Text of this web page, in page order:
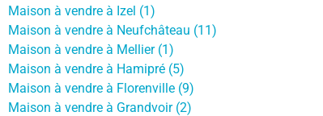
Maison à vendre à Izel (1)
Maison à vendre à Neufchâteau (11)
Maison à vendre à Mellier (1)
Maison à vendre à Hamipré (5)
Maison à vendre à Florenville (9)
Maison à vendre à Grandvoir (2)